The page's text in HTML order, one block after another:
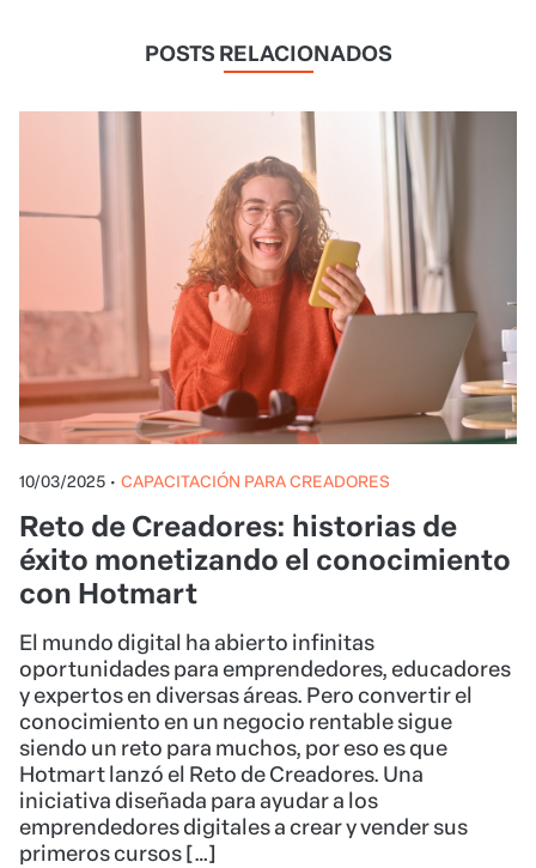
POSTS RELACIONADOS
10/03/2025 • CAPACITACIÓN PARA CREADORES
Reto de Creadores: historias de
éxito monetizando el conocimiento
con Hotmart
El mundo digital ha abierto infinitas
oportunidades para emprendedores, educadores
y expertos en diversas áreas. Pero convertir el
conocimiento en un negocio rentable sigue
siendo un reto para muchos, por eso es que
Hotmart lanzó el Reto de Creadores. Una
iniciativa diseñada para ayudar a los
emprendedores digitales a crear y vender sus
primeros cursos […]